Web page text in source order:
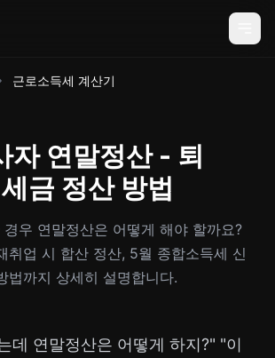
근로소득세 계산기
자 연말정산 - 퇴
금 정산 방법
우 연말정산은 어떻게 해야 할까요?
취업 시 합산 정산, 5월 종합소득세 신
법까지 상세히 설명합니다.
데 연말정산은 어떻게 하지?" "이